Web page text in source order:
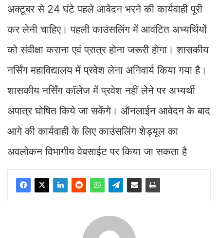
अक्टूबर से 24 घंटे पहले आवेदन भरने की कार्यवाही पूरी
कर लेनी चाहिए। पहली काउंसलिंग में आवंटित अभ्यर्थियों
को संवीक्षा कराना एवं प्रात्र होना जरूरी होगा। शासकीय
नर्सिंग महाविद्यालय में प्रवेश लेना अनिवार्य किया गया है।
शासकीय नर्सिंग कॉलेज में प्रवेश नहीं लेेने पर अभ्यर्थी
अपात्र घोषित किये जा सकेंगे। ऑनलाईन आवेदन के बाद
आगे की कार्यवाही के लिए काउंसलिंग शेड्यूल का
अवलोकन विभागीय वेबसाईट पर किया जा सकता है